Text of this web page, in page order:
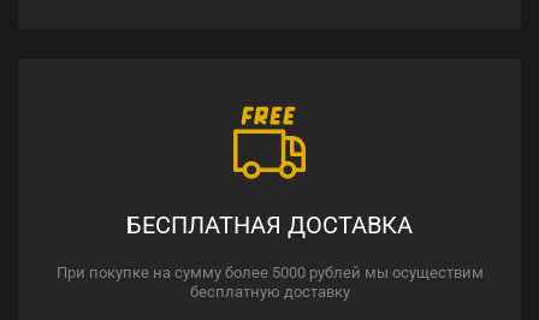
БЕСПЛАТНАЯ ДОСТАВКА
При покупке на сумму более 5000 рублей мы осуществим
бесплатную доставку